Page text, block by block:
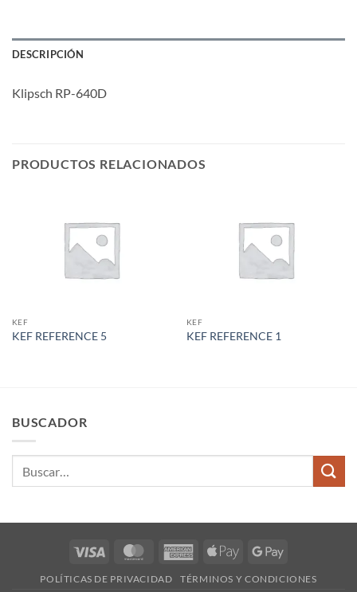
DESCRIPCIÓN
Klipsch RP-640D
PRODUCTOS RELACIONADOS
KEF
KEF REFERENCE 5
KEF
KEF REFERENCE 1
BUSCADOR
Visa MasterCardAmericanApple
Google
POLÍTICAS DE PRIVACIDAD TÉRMINOS Y CONDICIONES